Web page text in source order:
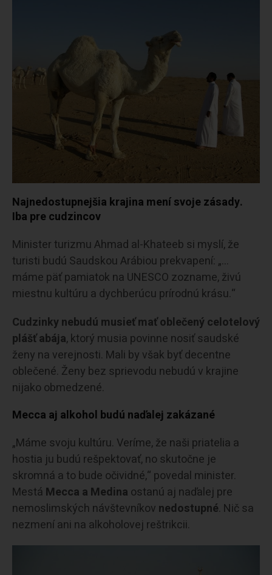
Najnedostupnejšia krajina mení svoje zásady.
Iba pre cudzincov
Minister turizmu Ahmad al-Khateeb si myslí, že
turisti budú Saudskou Arábiou prekvapení: „…
máme päť pamiatok na UNESCO zozname, živú
miestnu kultúru a dychberúcu prírodnú krásu.“
Cudzinky nebudú musieť mať oblečený celotelový
plášť abája, ktorý musia povinne nosiť saudské
ženy na verejnosti. Mali by však byť decentne
oblečené. Ženy bez sprievodu nebudú v krajine
nijako obmedzené.
Mecca aj alkohol budú naďalej zakázané
„Máme svoju kultúru. Veríme, že naši priatelia a
hostia ju budú rešpektovať, no skutočne je
skromná a to bude očividné,“ povedal minister.
Mestá Mecca a Medina ostanú aj naďalej pre
nemoslimských návštevníkov nedostupné. Nič sa
nezmení ani na alkoholovej reštrikcii.